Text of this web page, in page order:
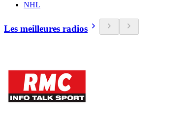
NHL
Les meilleures radios